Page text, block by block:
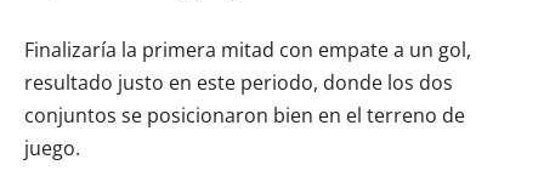
Finalizaría la primera mitad con empate a un gol,
resultado justo en este periodo, donde los dos
conjuntos se posicionaron bien en el terreno de
juego.